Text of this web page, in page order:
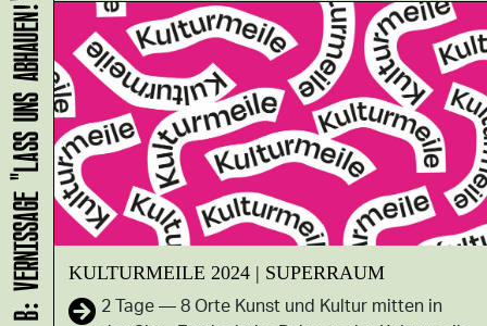
KULTURMEILE 2024 | SUPERRAUM
2 Tage ― 8 Orte Kunst und Kultur mitten in
HANS B: VERNISSAGE "LASS UNS ABHAUEN!"